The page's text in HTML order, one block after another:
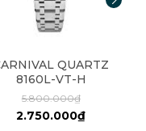
QUARTZ
8160L-VT-H
5.800.000₫
2.750.000₫